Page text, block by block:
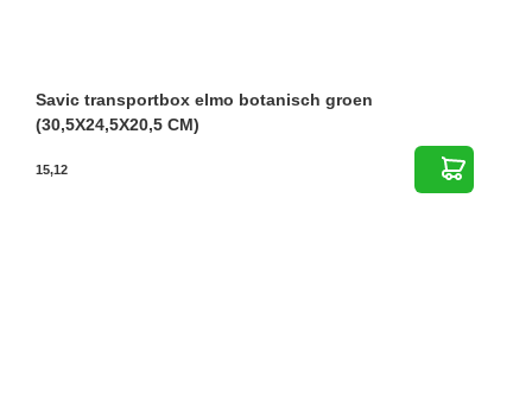
Savic transportbox elmo botanisch groen
(30,5X24,5X20,5 CM)
15,12